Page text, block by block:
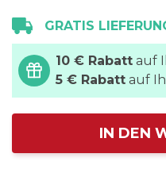
GRATIS
10 € Rabatt auf
5 € Rabatt auf
IN DEN